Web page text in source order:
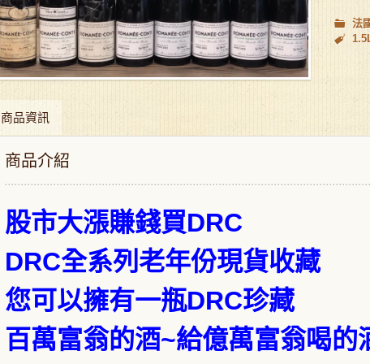
法
商品資訊
商品介紹
股市大漲賺錢買DRC
DRC全系列老年份現貨收藏
您可以擁有一瓶DRC珍藏
百萬富翁的酒~給億萬富翁喝的